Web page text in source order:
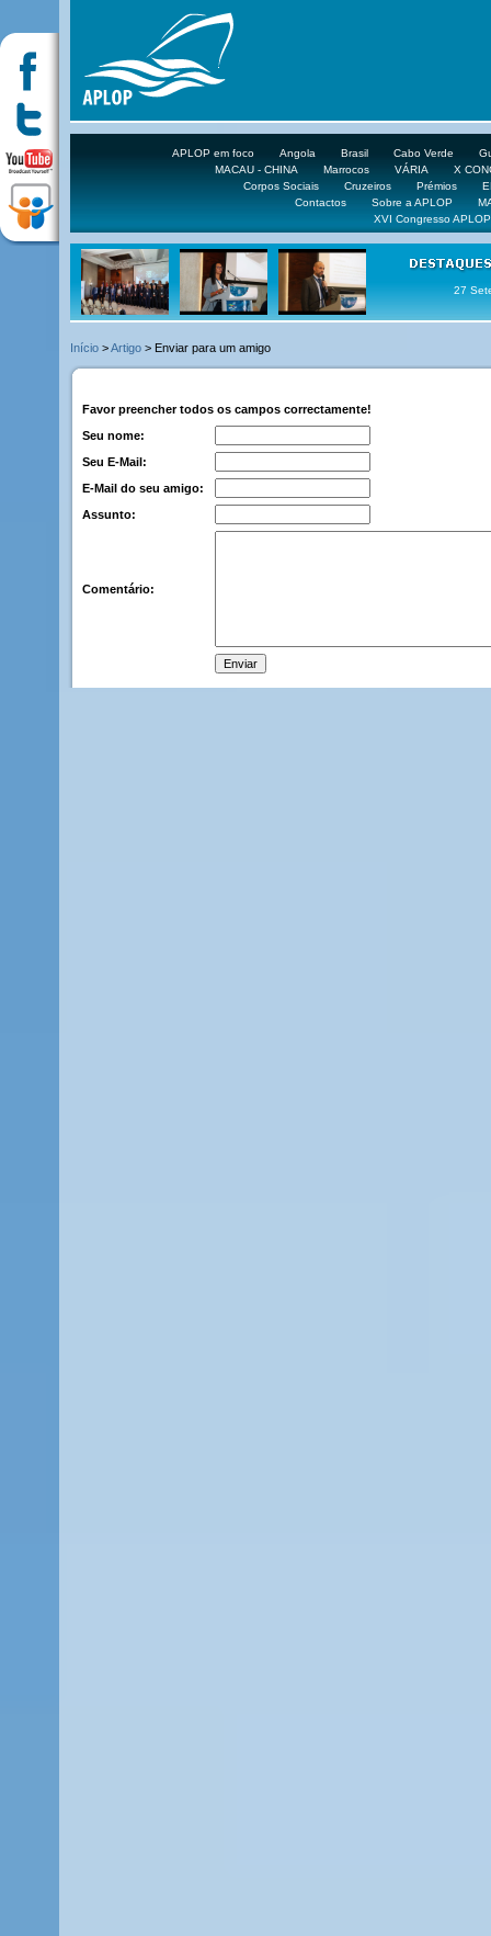
APLOP em foco Angola Brasil Cabo Verde
MACAU - CHINA
Marrocos VÁRIA
X
Corpos Sociais
Cruzeiros Prémios
Contactos
Sobre a APLOP
XVI Congresso APLOP
16 DE
Início >Artigo > Enviar para um amigo
Favor preencher todos os campos correctamente!
Seu nome:
Seu E-Mail:
E-Mail do seu amigo:
Assunto:
Comentário: